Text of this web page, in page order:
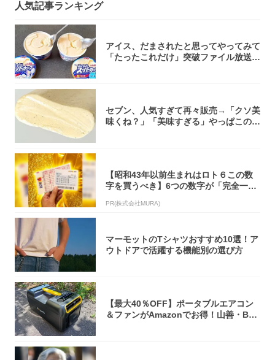
人気記事ランキング
アイス、だまされたと思ってやってみて
「たったこれだけ」突破ファイル放送で
セブン、人気すぎて再々販売→「クソ美
味くね？」「美味すぎる」やっぱこのク
【昭和43年以前生まれはロト６この数
字を買うべき】6つの数字が「完全一
PR(株式会社MURA)
マーモットのTシャツおすすめ10選！ア
ウトドアで活躍する機能別の選び方
【最大40％OFF】ポータブルエアコン
＆ファンがAmazonでお得！山善・Bo